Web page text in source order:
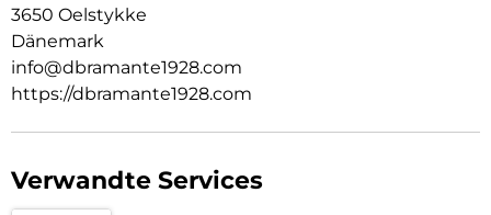
3650 Oelstykke
Dänemark
info@dbramante1928.com
https://dbramante1928.com
Verwandte Services